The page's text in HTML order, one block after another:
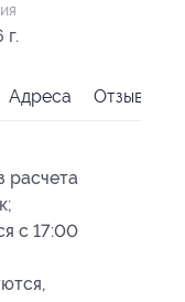
г.
Адреса Отзывы
расчета
с 17:00